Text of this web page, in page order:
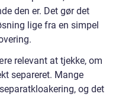
den er. Det gør det
lige fra en simpel
relevant at tjekke, om
separeret. Mange
og det